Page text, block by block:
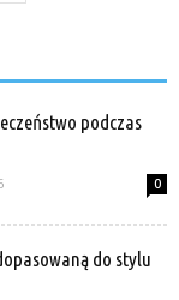
podczas
0
do stylu